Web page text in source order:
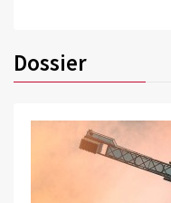
Dossier